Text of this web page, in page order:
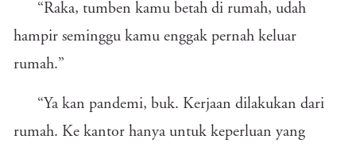
“Raka, tumben kamu betah di rumah, udah
hampir seminggu kamu enggak pernah keluar
rumah.”
“Ya kan pandemi, buk. Kerjaan dilakukan dari
rumah. Ke kantor hanya untuk keperluan yang